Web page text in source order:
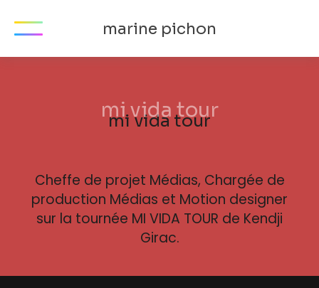
marine pichon
mi vida tour
Cheffe de projet Médias, Chargée de
production Médias et Motion designer
sur la tournée MI VIDA TOUR de Kendji
Girac.